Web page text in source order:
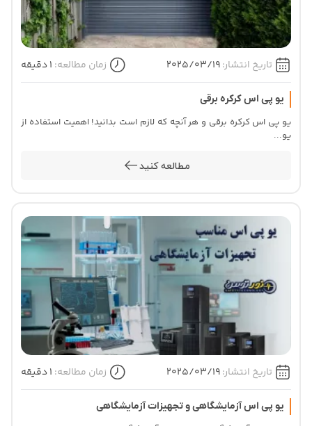
تاریخ انتشار:2025/03/19 زمان مطالعه: 1 دقیقه
یو پی اس کرکره برقی
یو پی اس کرکره برقی و هر آنچه که لازم است بدانید! اهمیت استفاده از
یو...
مطالعه کنید
تاریخ انتشار:2025/03/19 زمان مطالعه: 1 دقیقه
یو پی اس آزمایشگاهی و تجهیزات آزمایشگاهی